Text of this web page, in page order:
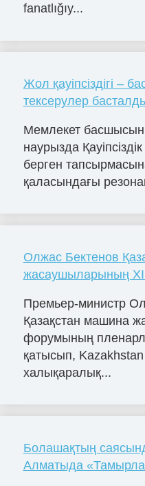
fanatlığıy...
Жол қауіпсіздігі –
тексерулер
Мемлекет
наурызда
берген
қаласындағы
Олжас Бектенов
жасаушыларының
Премьер-министр
Қазақстан машина
форумының
қатысып,
халықаралық...
Болашақтың
Алматыда